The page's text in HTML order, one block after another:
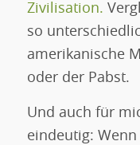
Zivilisation.
so
amerikanische
oder der Pabst.
Und auch für
eindeutig: